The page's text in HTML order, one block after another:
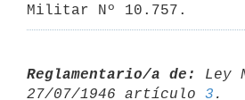
Militar Nº 10.757.
Reglamentario/a de:
Ley
27/07/1946 artículo 3